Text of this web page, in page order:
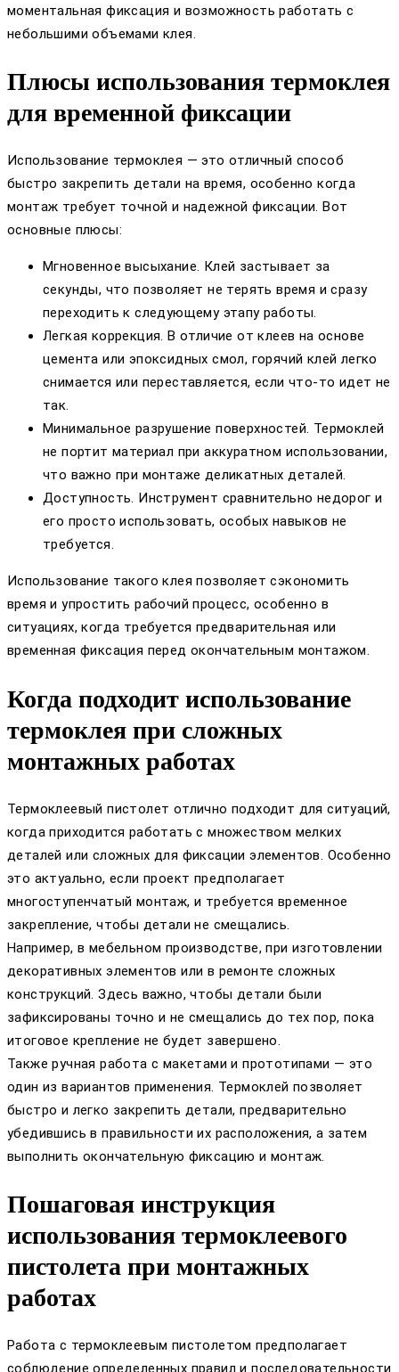
моментальная фиксация и возможность работать с
небольшими объемами клея.
Плюсы использования термоклея
для временной фиксации
Использование термоклея — это отличный способ
быстро закрепить детали на время, особенно когда
монтаж требует точной и надежной фиксации. Вот
основные плюсы:
Мгновенное высыхание. Клей застывает за
секунды, что позволяет не терять время и сразу
переходить к следующему этапу работы.
Легкая коррекция. В отличие от клеев на основе
цемента или эпоксидных смол, горячий клей легко
снимается или переставляется, если что-то идет не
так.
Минимальное разрушение поверхностей. Термоклей
не портит материал при аккуратном использовании,
что важно при монтаже деликатных деталей.
Доступность. Инструмент сравнительно недорог и
его просто использовать, особых навыков не
требуется.
Использование такого клея позволяет сэкономить
время и упростить рабочий процесс, особенно в
ситуациях, когда требуется предварительная или
временная фиксация перед окончательным монтажом.
Когда подходит использование
термоклея при сложных
монтажных работах
Термоклеевый пистолет отлично подходит для ситуаций,
когда приходится работать с множеством мелких
деталей или сложных для фиксации элементов. Особенно
это актуально, если проект предполагает
многоступенчатый монтаж, и требуется временное
закрепление, чтобы детали не смещались.
Например, в мебельном производстве, при изготовлении
декоративных элементов или в ремонте сложных
конструкций. Здесь важно, чтобы детали были
зафиксированы точно и не смещались до тех пор, пока
итоговое крепление не будет завершено.
Также ручная работа с макетами и прототипами — это
один из вариантов применения. Термоклей позволяет
быстро и легко закрепить детали, предварительно
убедившись в правильности их расположения, а затем
выполнить окончательную фиксацию и монтаж.
Пошаговая инструкция
использования термоклеевого
пистолета при монтажных
работах
Работа с термоклеевым пистолетом предполагает
соблюдение определенных правил и последовательности